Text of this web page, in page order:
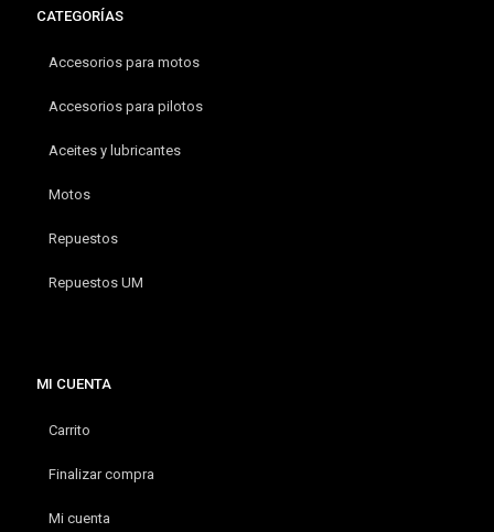
CATEGORÍAS
Accesorios para motos
Accesorios para pilotos
Aceites y lubricantes
Motos
Repuestos
Repuestos UM
MI CUENTA
Carrito
Finalizar compra
Mi cuenta